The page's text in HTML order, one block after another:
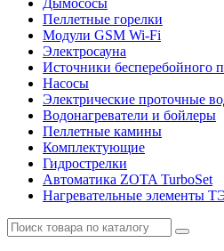
Пеллетные горелки
Модули GSM Wi-Fi
Электросауна
Источники бесперебойного
Насосы
Электрические проточные
Водонагреватели и бойлеры
Пеллетные камины
Комплектующие
Гидрострелки
Автоматика ZOTA TurboSet
Нагревательные элементы